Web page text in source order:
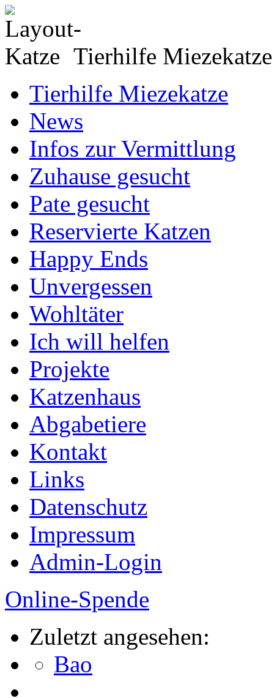
Tierhilfe
Tierhilfe Miezekatze
News
Infos zur Vermittlung
Zuhause gesucht
Pate gesucht
Reservierte Katzen
Happy Ends
Unvergessen
Wohltäter
Ich will helfen
Projekte
Katzenhaus
Abgabetiere
Kontakt
Links
Datenschutz
Impressum
Admin-Login
Online-Spende
Zuletzt angesehen:
Bao